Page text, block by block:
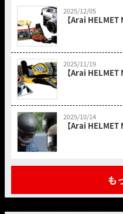
2025/12/05
【Arai
2025/11/19
【Arai
2025/10/14
【Arai
も